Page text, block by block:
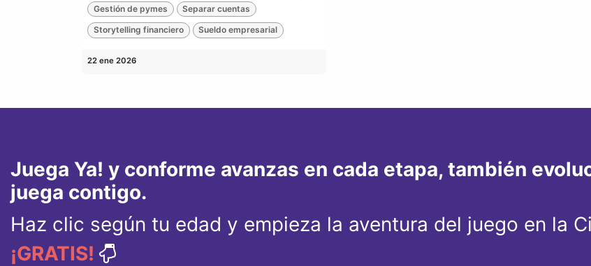
Gestión de pymes Separar cuentas
Storytelling financiero Sueldo empresarial
22 ene 2026
Juega Ya! y conforme avanzas en cada etapa, también
juega contigo.
Haz clic según tu edad y empieza la aventura del juego en la
¡GRATIS!